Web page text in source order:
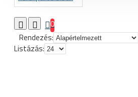
0
Rendezés:
Listázás: